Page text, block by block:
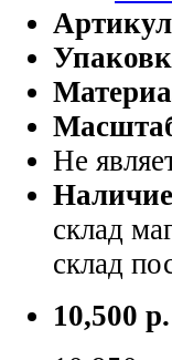
Артикул
Не
Наличие
склад
склад
10,500 р.